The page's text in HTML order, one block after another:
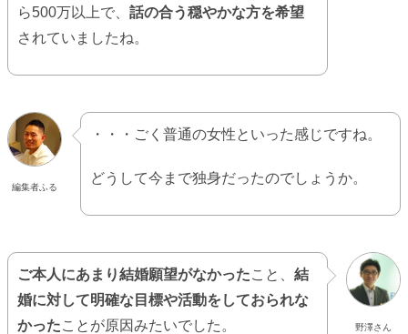
ら500万以上で、 話の合う穏やかな方を希望
されていましたね。
編集者ふる
・・・ごく普通の女性といった感じですね。
どうして今まで独身だったのでしょうか。
野澤さん
ご本人にあまり結婚願望がなかったこと、 結
婚に対して明確な目標や活動をしておられな
かったことが原因みたいでした。